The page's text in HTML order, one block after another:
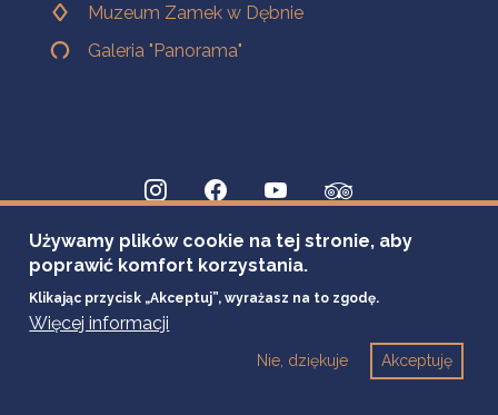
Muzeum Zamek w Dębnie
Galeria "Panorama"
Używamy plików cookie na tej stronie, aby
poprawić komfort korzystania.
Klikając przycisk „Akceptuj”, wyrażasz na to zgodę.
Więcej informacji
Akceptuję
Nie, dziękuje